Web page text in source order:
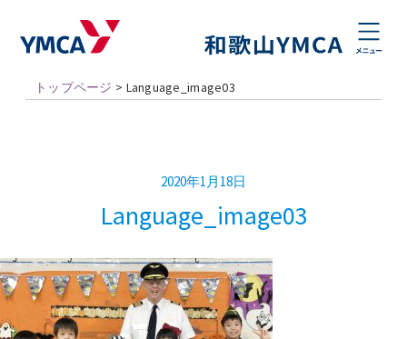
トップページ > Language_image03
2020年1月18日
Language_image03